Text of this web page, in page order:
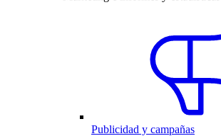
Publicidad y campañas